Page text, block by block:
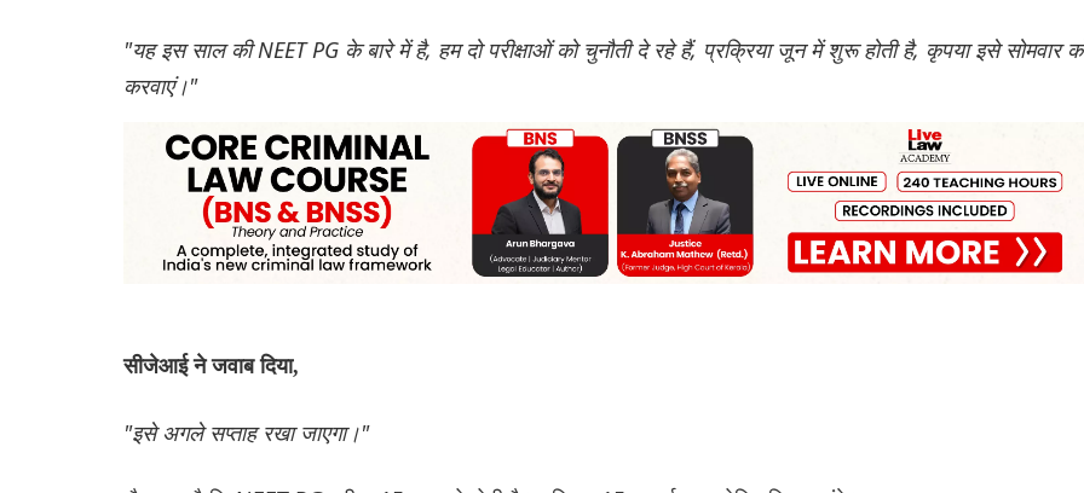
"यह इस साल की NEET PG के बारे में है, हम दो परीक्षाओं को चुनौती दे रहे हैं, प्रक्रिया जून में शुरू होती है, कृपया इसे सोमवार
करवाएं।"
सीजेआई ने जवाब दिया,
"इसे अगले सप्ताह रखा जाएगा।"